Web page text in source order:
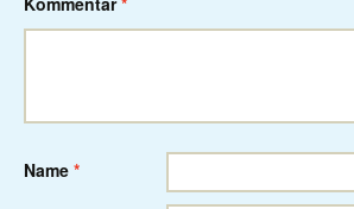
Name *